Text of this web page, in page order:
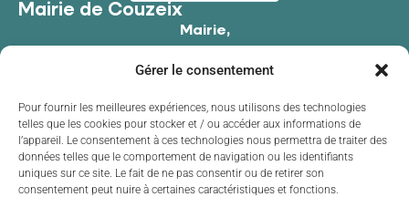
Gérer le consentement
Pour fournir les meilleures expériences, nous utilisons des technologies
telles que les cookies pour stocker et / ou accéder aux informations de
l’appareil. Le consentement à ces technologies nous permettra de traiter des
données telles que le comportement de navigation ou les identifiants
uniques sur ce site. Le fait de ne pas consentir ou de retirer son
consentement peut nuire à certaines caractéristiques et fonctions.
Mairie de Couzeix
Mairie,
87270 Couzeix
05 55 39 34 09
Contacter la mairie
Horaires d'ouverture
Lundide 8h30 à 12h00 et de 13h30 à 17h30
Mardi
de 8h30 à 12h00 et de 13h30 à 17h30